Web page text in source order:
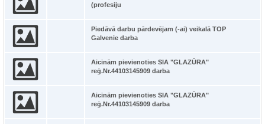
(profesiju
Piedāvā darbu pārdevējam (-ai) veikalā TOP
Galvenie darba
Aicinām pievienoties SIA "GLAZŪRA"
reģ.Nr.44103145909 darba
Aicinām pievienoties SIA "GLAZŪRA"
reģ.Nr.44103145909 darba